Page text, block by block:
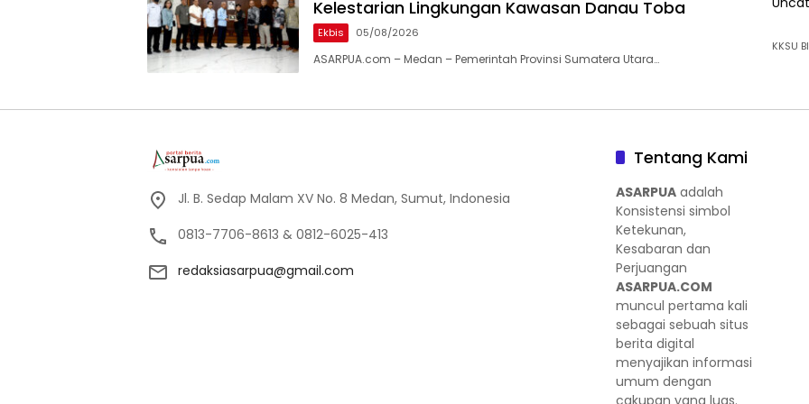
Kelestarian Lingkungan Kawasan Danau Toba
Ekbis 05/08/2026
ASARPUA.com – Medan – Pemerintah Provinsi Sumatera Utara…
KKSU BI
Jl. B. Sedap Malam XV No. 8 Medan, Sumut, Indonesia
0813-7706-8613 & 0812-6025-413
redaksiasarpua@gmail.com
Tentang Kami
ASARPUA adalah
Konsistensi simbol
Ketekunan,
Kesabaran dan
Perjuangan
ASARPUA.COM
muncul pertama kali
sebagai sebuah situs
berita digital
menyajikan informasi
umum dengan
cakupan yang luas.